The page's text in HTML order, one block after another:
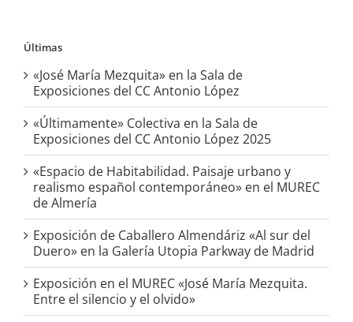
Últimas
«José María Mezquita» en la Sala de
Exposiciones del CC Antonio López
«Últimamente» Colectiva en la Sala de
Exposiciones del CC Antonio López 2025
«Espacio de Habitabilidad. Paisaje urbano y
realismo español contemporáneo» en el MUREC
de Almería
Exposición de Caballero Almendáriz «Al sur del
Duero» en la Galería Utopia Parkway de Madrid
Exposición en el MUREC «José María Mezquita.
Entre el silencio y el olvido»